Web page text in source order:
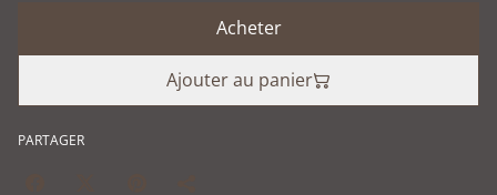
Acheter
Ajouter au panier
PARTAGER